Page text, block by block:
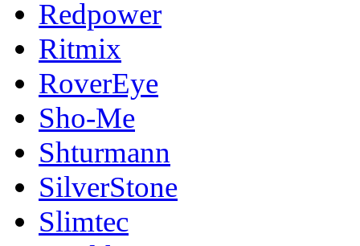
Redpower
Ritmix
RoverEye
Sho-Me
Shturmann
SilverStone
Slimtec